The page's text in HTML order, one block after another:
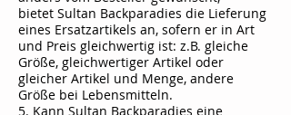
bietet Sultan Backparadies die Lieferung
eines Ersatzartikels an, sofern er in Art
und Preis gleichwertig ist: z.B. gleiche
Größe, gleichwertiger Artikel oder
gleicher Artikel und Menge, andere
Größe bei Lebensmitteln.
5. Kann Sultan Backparadies eine